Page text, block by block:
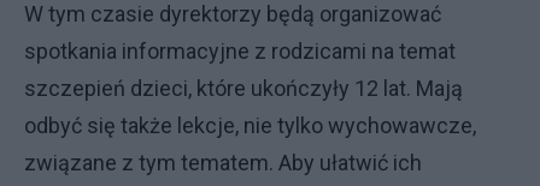
W tym czasie dyrektorzy będą organizować
spotkania informacyjne z rodzicami na temat
szczepień dzieci, które ukończyły 12 lat. Mają
odbyć się także lekcje, nie tylko wychowawcze,
związane z tym tematem. Aby ułatwić ich